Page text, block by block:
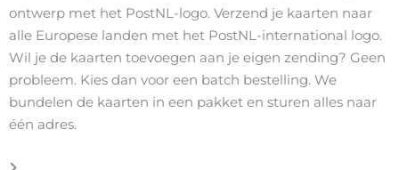
ontwerp met het PostNL-logo. Verzend je kaarten naar
alle Europese landen met het PostNL-international logo.
Wil je de kaarten toevoegen aan je eigen zending? Geen
probleem. Kies dan voor een batch bestelling. We
bundelen de kaarten in een pakket en sturen alles naar
één adres.